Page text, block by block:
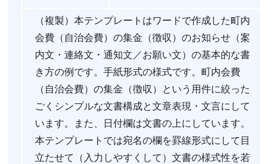
（複製）本テンプレートはワードで作成した町内
会費（自治会費）の集金（徴収）のお知らせ（案
内文・連絡文・通知文／お願い文）の基本的な書
き方の例です。手紙形式の様式です。町内会費
（自治会費）の集金（徴収）という用件に絞った
ごくシンプルな文書構成と文章表現・文言にして
います。また、日付欄は文書の上にしています。
本テンプレートでは宛名の欄を罫線形式にして目
立たせて（入力しやすくして）文書の様式性を若